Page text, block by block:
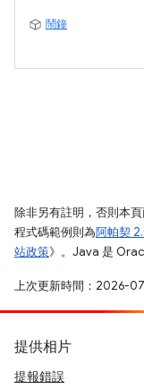
鬧鐘
除非另有註明，否則本
程式碼範例則為阿帕契
站政策》。Java 是
上次更新時間：2026-
提供相片
提報錯誤